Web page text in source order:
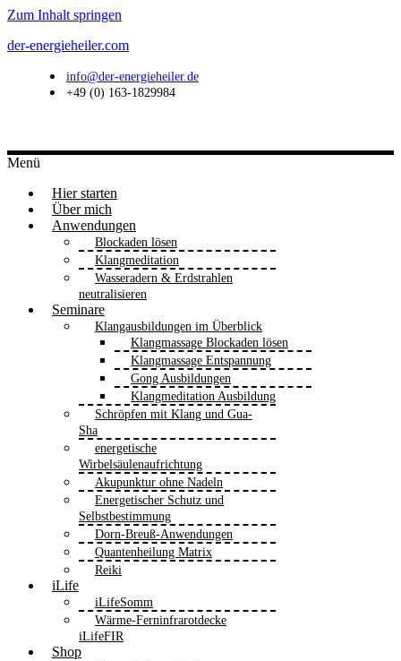
Zum Inhalt springen
der-energieheiler.com
info@der-energieheiler.de
+49 (0) 163-1829984
Menü
Hier starten
Über mich
Anwendungen
Blockaden lösen
Klangmeditation
Wasseradern & Erdstrahlen
neutralisieren
Seminare
Klangausbildungen im Überblick
Klangmassage Blockaden lösen
Klangmassage Entspannung
Gong Ausbildungen
Klangmeditation Ausbildung
Schröpfen mit Klang und Gua-
Sha
energetische
Wirbelsäulenaufrichtung
Akupunktur ohne Nadeln
Energetischer Schutz und
Selbstbestimmung
Dorn-Breuß-Anwendungen
Quantenheilung Matrix
Reiki
iLife
iLifeSomm
Wärme-Ferninfrarotdecke
iLifeFIR
Shop